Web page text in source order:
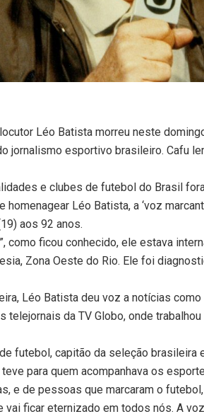
Léo Batista morreu neste
jornalismo esportivo brasileiro. Cafu
e clubes de futebol do Brasil
homenagear Léo Batista, a ‘voz
aos 92 anos.
como ficou conhecido, ele estava
Zona Oeste do Rio. Ele foi
Léo Batista deu voz a notícias
telejornais da TV Globo, onde
futebol, capitão da seleção brasileira
para quem acompanhava os
e de pessoas que marcaram o
vai ficar eternizado em todos nós. A